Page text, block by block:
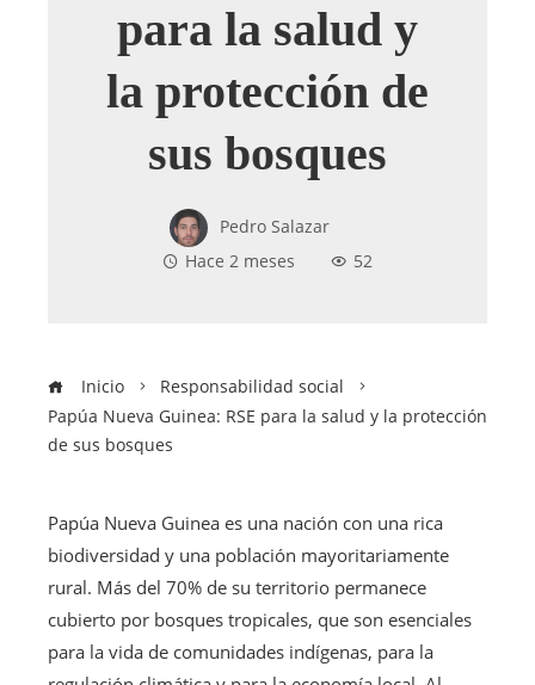
para la salud y
la protección de
sus bosques
Pedro Salazar
Hace 2 meses
52
Inicio
Responsabilidad social
Papúa Nueva Guinea: RSE para la salud y la protección
de sus bosques
Papúa Nueva Guinea es una nación con una rica
biodiversidad y una población mayoritariamente
rural. Más del 70% de su territorio permanece
cubierto por bosques tropicales, que son esenciales
para la vida de comunidades indígenas, para la